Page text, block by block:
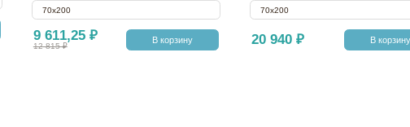
9 611,25 ₽
12 815 ₽
70х200
В корзину 20 940 ₽
70х200
В корзину